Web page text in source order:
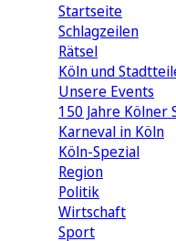
Startseite
Schlagzeilen
Rätsel
Köln und
Unsere Events
150 Jahre Kölner
Karneval in Köln
Köln-Spezial
Region
Politik
Wirtschaft
Sport